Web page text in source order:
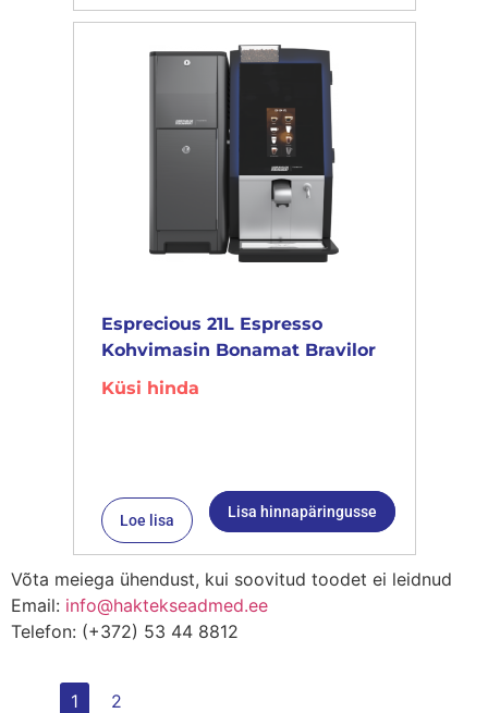
Esprecious 21L Espresso
Kohvimasin Bonamat Bravilor
Küsi hinda
Loe lisa Lisa hinnapäringusse
Võta meiega ühendust, kui soovitud toodet ei leidnud
Email: info@haktekseadmed.ee
Telefon: (+372) 53 44 8812
1 2